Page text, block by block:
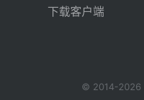
下载客户端
© 2014-2026